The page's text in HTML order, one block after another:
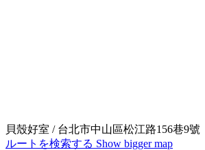
貝殼好室 / 台北市中山區松江路156巷9號
ルートを検索する Show bigger map